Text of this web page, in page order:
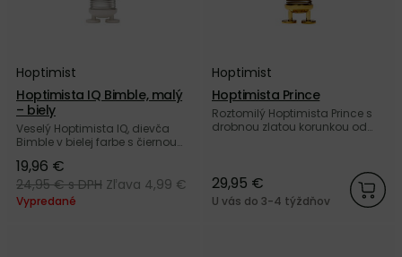
Hoptimist
Hoptimista IQ Bimble, malý
– biely
Veselý Hoptimista IQ, dievča
Bimble v bielej farbe s čiernou
dánskej značky Hoptimist.
19,96 €
24,95 €s DPH Zľava 4,99 €
Vypredané
Hoptimist
Hoptimista Prince
Roztomilý Hoptimista Prince s
drobnou zlatou korunkou od
29,95 €
U vás do 3-4 týždňov